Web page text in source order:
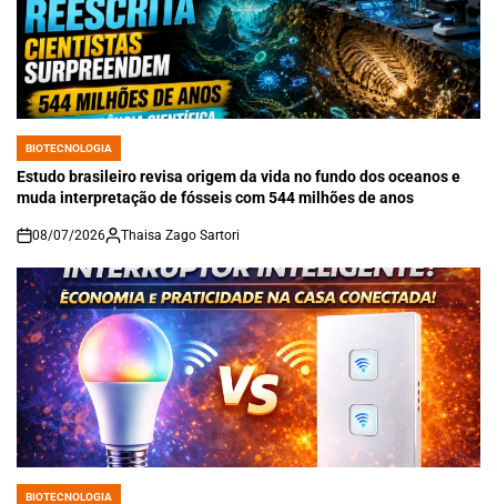
POSTED
IN
BIOTECNOLOGIA
Estudo brasileiro revisa origem da vida no fundo dos oceanos e
muda interpretação de fósseis com 544 milhões de anos
on
08/07/2026 Thaisa Zago Sartori
BIOTECNOLOGIA